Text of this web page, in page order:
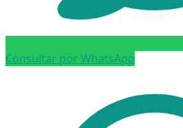
Consultar por WhatsApp